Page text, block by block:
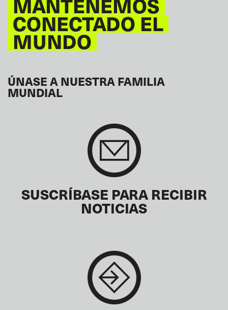
CONECTADO EL
MUNDO
ÚNASE A NUESTRA FAMILIA
MUNDIAL
SUSCRÍBASE PARA RECIBIR
NOTICIAS